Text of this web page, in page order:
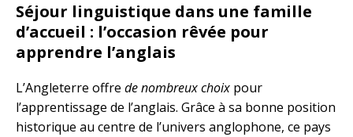
Séjour linguistique dans une famille
d’accueil : l’occasion rêvée pour
apprendre l’anglais
L’Angleterre offre de nombreux choix pour
l’apprentissage de l’anglais. Grâce à sa bonne position
historique au centre de l’univers anglophone, ce pays